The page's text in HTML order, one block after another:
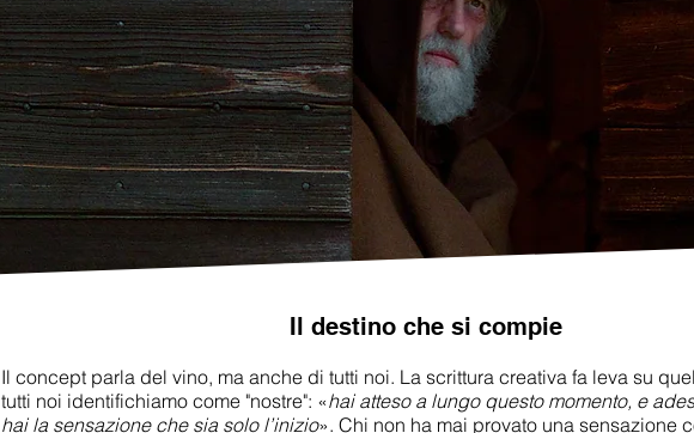
Il destino che si compie
Il concept parla del vino, ma anche di tutti noi. La scrittura creativa fa leva su
tutti noi identifichiamo come "nostre": «hai atteso a lungo questo momento, e
hai la sensazione che sia solo l’inizio». Chi non ha mai provato una sensazione